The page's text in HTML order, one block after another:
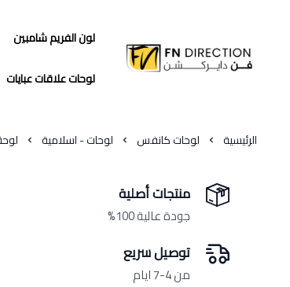
فن دايركشن
لون الفريم شامبين
لوحات علاقات عبايات
الرئيسية لوحات كانفس لوحات - اسلامية
منتجات أصلية
جودة عالية 100%
توصيل سريع
من 4-7 ايام